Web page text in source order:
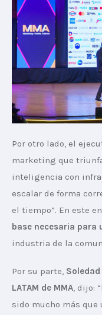
Por otro lado, el
marketing que
inteligencia con
escalar de forma
el tiempo”. En este
base necesaria para
industria de la
Por su parte,
LATAM de MMA, dijo:
sido mucho más que